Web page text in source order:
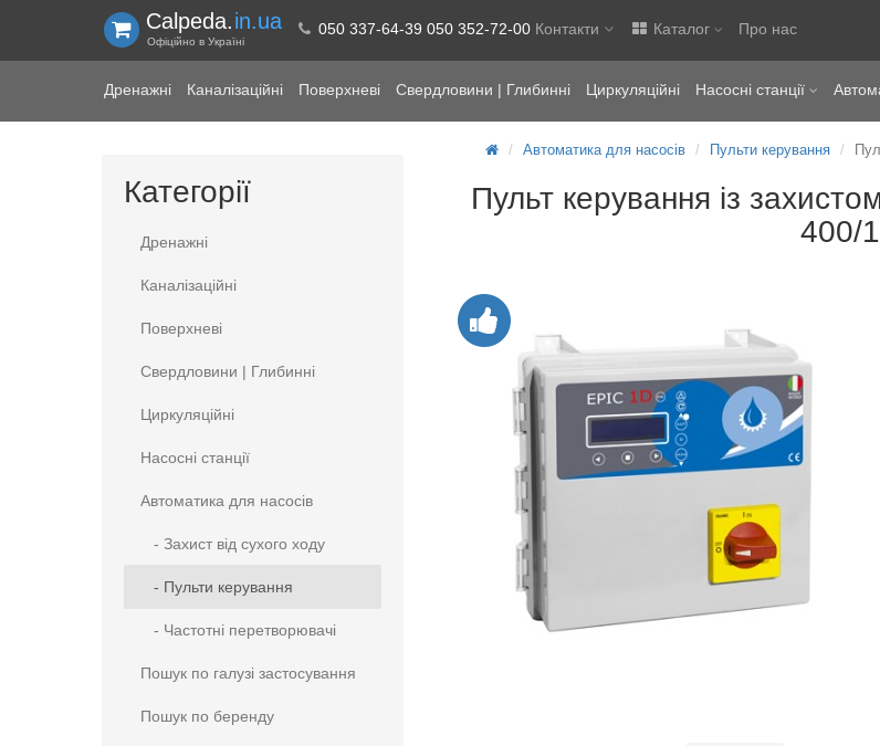
Calpeda.in.ua
Офіційно в Україні
050 337-64-39 050 352-72-00 Контакти Каталог Про нас
Дренажні Каналізаційні Поверхневі Свердловини | Глибинні Циркуляційні Насосні станції
Категорії
Дренажні
Каналізаційні
Поверхневі
Свердловини | Глибинні
Циркуляційні
Насосні станції
Автоматика для насосів
- Захист від сухого ходу
- Пульти керування
- Частотні перетворювачі
Пошук по галузі застосування
Пошук по беренду
Автоматика для насосів Пульти керування
Пульт керування із
400/